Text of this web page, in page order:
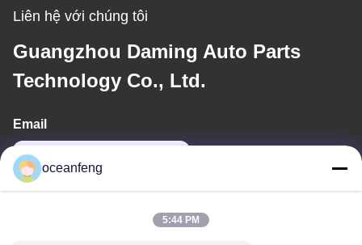
Liên hệ với chúng tôi
Guangzhou Daming Auto Parts
Technology Co., Ltd.
Email
oceanfeng
5:44 PM